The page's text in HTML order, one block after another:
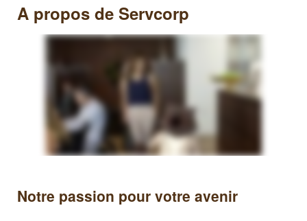
A propos de Servcorp
Notre passion pour votre avenir